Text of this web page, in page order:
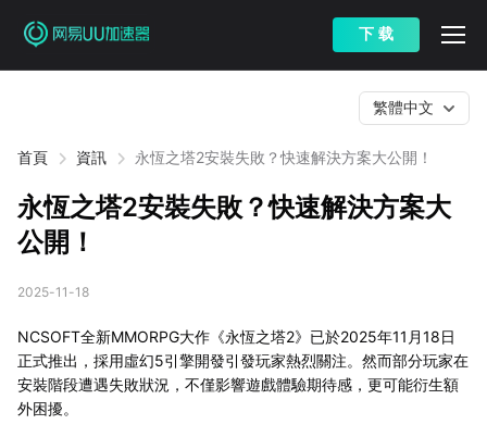
下 载
首頁 資訊 永恆之塔2安裝失敗？快速解決方案大公開！
繁體中文
永恆之塔2安裝失敗？快速解決方案大
公開！
2025-11-18
NCSOFT全新MMORPG大作《永恆之塔2》已於2025年11月18日
正式推出，採用虛幻5引擎開發引發玩家熱烈關注。然而部分玩家在
安裝階段遭遇失敗狀況，不僅影響遊戲體驗期待感，更可能衍生額
外困擾。